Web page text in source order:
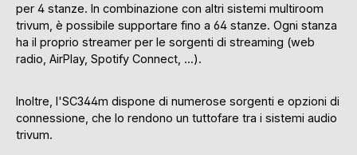
per 4 stanze. In combinazione con altri sistemi multiroom
trivum, è possibile supportare fino a 64 stanze. Ogni stanza
ha il proprio streamer per le sorgenti di streaming (web
radio, AirPlay, Spotify Connect, ...).
Inoltre, l'SC344m dispone di numerose sorgenti e opzioni di
connessione, che lo rendono un tuttofare tra i sistemi audio
trivum.